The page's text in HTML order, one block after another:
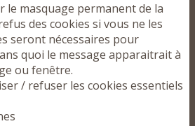
le masquage permanent de la
des cookies si vous ne les
seront nécessaires pour
quoi le message apparaitrait à
ou fenêtre.
/ refuser les cookies essentiels